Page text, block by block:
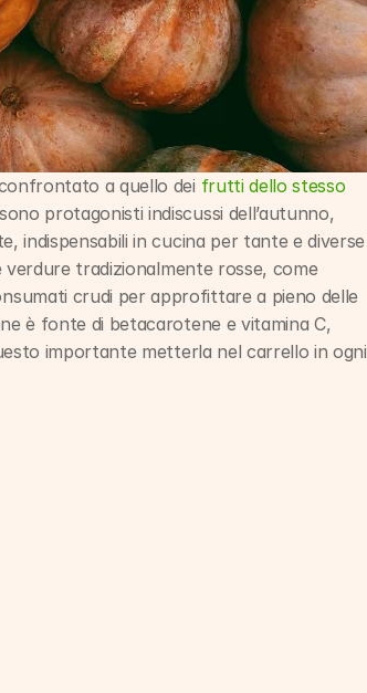
a quello dei frutti dello stesso
protagonisti indiscussi dell’autunno,
indispensabili in cucina per tante e diverse
tradizionalmente rosse, come
crudi per approfittare a pieno delle
è fonte di betacarotene e vitamina C,
importante metterla nel carrello in ogni